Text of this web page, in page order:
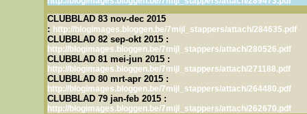
CLUBBLAD 83 nov-dec 2015
: http://blogimages.bloggen.be/7mijl_stappers/attach/284635.pdf
CLUBBLAD 82 sep-okt 2015 :
http://blogimages.bloggen.be/7mijl_stappers/attach/280526.pdf
CLUBBLAD 81 mei-jun 2015 :
http://blogimages.bloggen.be/7mijl_stappers/attach/271188.pdf
CLUBBLAD 80 mrt-apr 2015 :
http://blogimages.bloggen.be/7mijl_stappers/attach/264480.pdf
CLUBBLAD 79 jan-feb 2015 :
http://blogimages.bloggen.be/7mijl_stappers/attach/262670.pdf